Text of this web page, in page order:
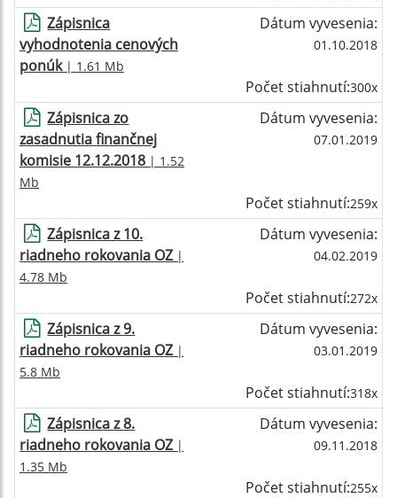
Zápisnica
vyhodnotenia cenových
ponúk| 1.61 Mb
Dátum vyvesenia:
01.10.2018
Počet stiahnutí:300x
Zápisnica zo
zasadnutia finančnej
komisie 12.12.2018 | 1.52
Mb
Dátum vyvesenia:
07.01.2019
Počet stiahnutí:259x
Zápisnica z 10.
riadneho rokovania OZ|
4.78 Mb
Dátum vyvesenia:
04.02.2019
Počet stiahnutí:272x
Zápisnica z 9.
riadneho rokovania OZ|
5.8 Mb
Dátum vyvesenia:
03.01.2019
Počet stiahnutí:318x
Zápisnica z 8.
riadneho rokovania OZ|
1.35 Mb
Dátum vyvesenia:
09.11.2018
Počet stiahnutí:255x